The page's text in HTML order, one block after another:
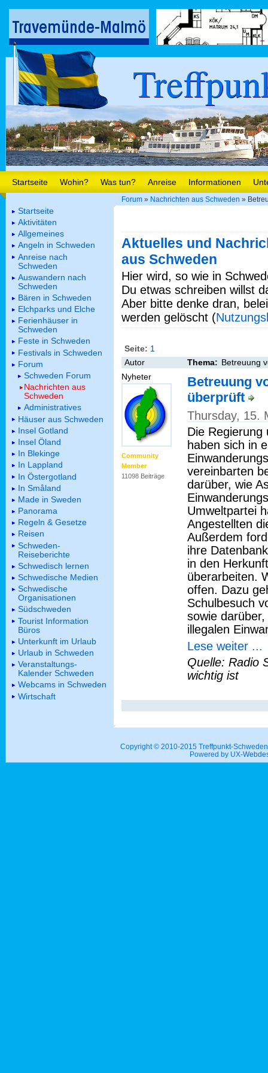
Startseite Wohin? Was tun? Anreise Informationen
Forum » Nachrichten aus Schweden »
Aktuelles und
aus Schweden
Hier wird, so wie in
Du etwas schreiben willst
Aber bitte denke dran,
werden gelöscht (
Seite: 1
Autor
Thema: Betreuung
Nyheter
Community
Member
11098 Beiträge
Betreuung
überprüft
Thursday, 15.
Die Regierung
haben sich in
vereinbarten
darüber, wie
Umweltpartei
Angestellten
Außerdem
ihre
in den
überarbeiten.
offen. Dazu
Schulbesuch
sowie
illegalen
Lese weiter ...
Quelle: Radio
wichtig ist
Startseite
Aktivitäten
Allgemeines
Angeln in Schweden
Anreise nach
Schweden
Auswandern nach
Schweden
Bären in Schweden
Elchparks und Elche
Ferienhäuser in
Schweden
Feste in Schweden
Festivals in Schweden
Forum
Schweden Forum
Nachrichten aus
Schweden
Administratives
Häuser aus Schweden
Insel Gotland
Insel Öland
In Blekinge
In Lappland
In Östergotland
In Småland
Made in Sweden
Panorama
Regeln & Gesetze
Reisen
Schweden-
Reiseberichte
Schwedisch lernen
Schwedische Medien
Schwedische
Organisationen
Südschweden
Tourist Information
Büros
Unterkunft im Urlaub
Urlaub in Schweden
Veranstaltungs-
Kalender Schweden
Webcams in Schweden
Wirtschaft
Copyright © 2010-2015 Treffpunkt-
Powered by UX-